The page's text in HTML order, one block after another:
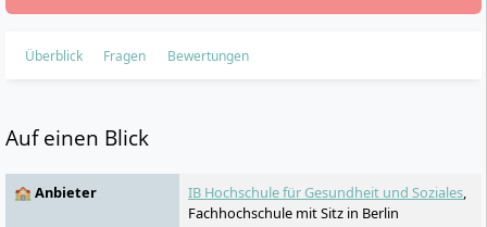
Überblick Fragen Bewertungen
Auf einen Blick
🏫 Anbieter IB Hochschule für Gesundheit und Soziales,
Fachhochschule mit Sitz in Berlin